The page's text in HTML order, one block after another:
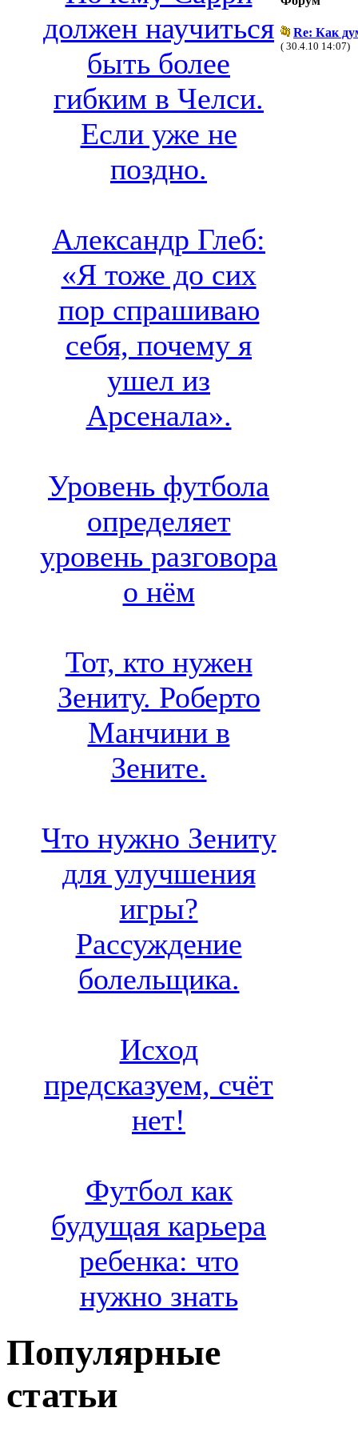
должен научиться
быть более
гибким в Челси.
Если уже не
поздно.
Александр Глеб:
«Я тоже до сих
пор спрашиваю
себя, почему я
ушел из
Арсенала».
Уровень футбола
определяет
уровень разговора
о нём
Тот, кто нужен
Зениту. Роберто
Манчини в
Зените.
Что нужно Зениту
для улучшения
игры?
Рассуждение
болельщика.
Исход
предсказуем, счёт
нет!
Футбол как
будущая карьера
ребенка: что
нужно знать
Популярные
статьи
Re: Как
( 30.4.10 14:07)